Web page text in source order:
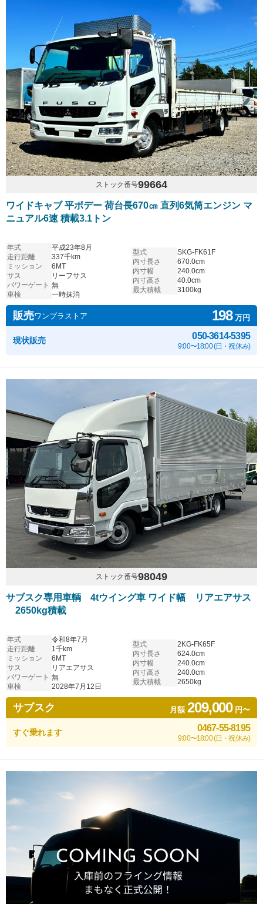
ストック番号99664
ワイドキャブ 平ボデー 荷台長670㎝ 直列6気筒エンジン マ
ニュアル6速 積載3.1トン
年式
平成23年8月
走行距離
337千km
ミッション
6MT
サス
リーフサス
パワーゲート 無
車検
一時抹消
型式
SKG-FK61F
内寸長さ
670.0cm
内寸幅
240.0cm
内寸高さ
40.0cm
最大積載
3100kg
販売ワンプラストア 198万円
現状販売 050-3614-5395
9:00〜18:00 (日・祝休み)
ストック番号98049
サブスク専用車輌 4tウイング車 ワイド幅 リアエアサス
2650kg積載
年式
令和8年7月
走行距離
1千km
ミッション
6MT
サス
リアエアサス
パワーゲート 無
車検
2028年7月12日
型式
2KG-FK65F
内寸長さ
624.0cm
内寸幅
240.0cm
内寸高さ
240.0cm
最大積載
2650kg
サブスク 月額209,000円〜
すぐ乗れます 0467-55-8195
9:00〜18:00 (日・祝休み)